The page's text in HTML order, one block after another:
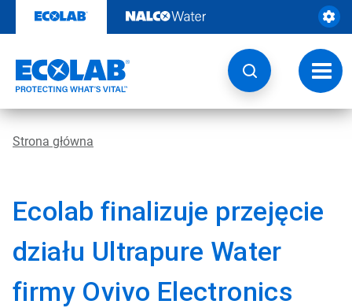
zawartości
Strona główna
Ecolab finalizuje przejęcie
działu Ultrapure Water
firmy Ovivo Electronics